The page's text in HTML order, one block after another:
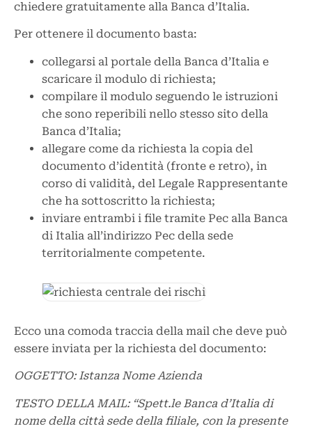
chiedere gratuitamente alla Banca d’Italia.
Per ottenere il documento basta:
collegarsi al portale della Banca d’Italia e
scaricare il modulo di richiesta;
compilare il modulo seguendo le istruzioni
che sono reperibili nello stesso sito della
Banca d’Italia;
allegare come da richiesta la copia del
documento d’identità (fronte e retro), in
corso di validità, del Legale Rappresentante
che ha sottoscritto la richiesta;
inviare entrambi i file tramite Pec alla Banca
di Italia all’indirizzo Pec della sede
territorialmente competente.
Ecco una comoda traccia della mail che deve può
essere inviata per la richiesta del documento:
OGGETTO: Istanza Nome Azienda
TESTO DELLA MAIL: “Spett.le Banca d’Italia di
nome della città sede della filiale, con la presente